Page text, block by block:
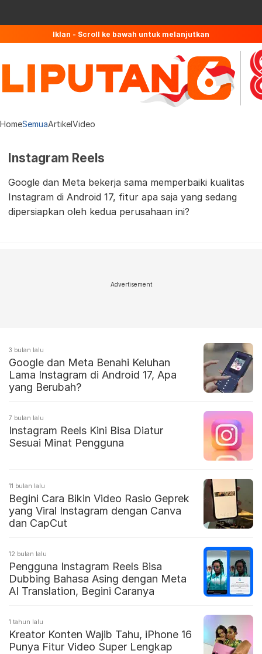
Iklan - Scroll ke bawah untuk melanjutkan
HomeSemuaArtikelVideo
Instagram Reels
Google dan Meta bekerja sama memperbaiki kualitas
Instagram di Android 17, fitur apa saja yang sedang
dipersiapkan oleh kedua perusahaan ini?
Advertisement
3 bulan lalu
Google dan Meta Benahi Keluhan
Lama Instagram di Android 17, Apa
yang Berubah?
7 bulan lalu
Instagram Reels Kini Bisa Diatur
Sesuai Minat Pengguna
11 bulan lalu
Begini Cara Bikin Video Rasio Geprek
yang Viral Instagram dengan Canva
dan CapCut
12 bulan lalu
Pengguna Instagram Reels Bisa
Dubbing Bahasa Asing dengan Meta
AI Translation, Begini Caranya
1 tahun lalu
Kreator Konten Wajib Tahu, iPhone 16
Punya Fitur Video Super Lengkap